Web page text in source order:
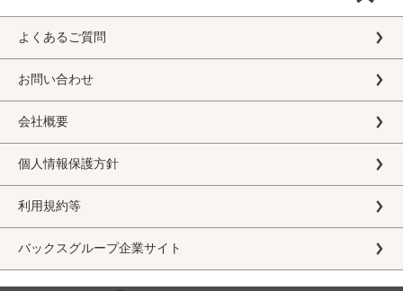
よくあるご質問
お問い合わせ
会社概要
個人情報保護方針
利用規約等
バックスグループ企業サイト